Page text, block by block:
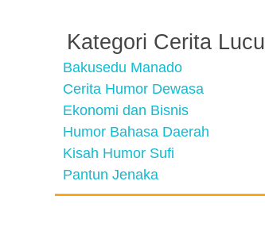
Kategori Cerita Lucu
Bakusedu Manado
Cerita Humor Dewasa
Ekonomi dan Bisnis
Humor Bahasa Daerah
Kisah Humor Sufi
Pantun Jenaka